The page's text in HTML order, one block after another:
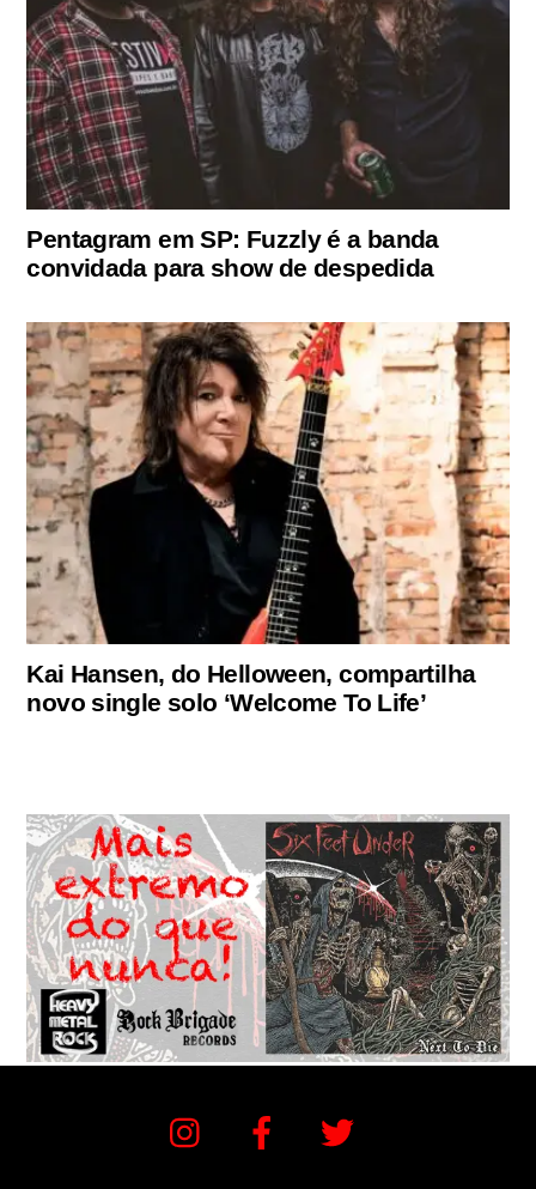
Pentagram em SP: Fuzzly é a banda
convidada para show de despedida
Kai Hansen, do Helloween, compartilha
novo single solo ‘Welcome To Life’
Instagram Facebook